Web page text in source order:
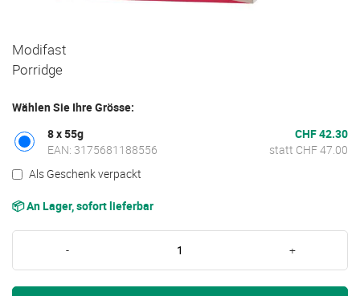
Zum
Anfang
der
springen
Modifast
Porridge
Wählen Sie Ihre Grösse:
8 x 55g
EAN: 3175681188556
CHF 42.30
statt CHF 47.00
Als Geschenk verpackt
📦 An Lager, sofort lieferbar
- +